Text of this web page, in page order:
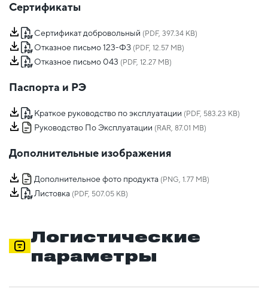
Сертификаты
Сертификат добровольный (PDF, 397.34 KB)
Отказное письмо 123-ФЗ (PDF, 12.57 MB)
Отказное письмо 043 (PDF, 12.27 MB)
Паспорта и РЭ
Краткое руководство по эксплуатации (PDF, 583.23 KB)
Руководство По Эксплуатации (RAR, 87.01 MB)
Дополнительные изображения
Дополнительное фото продукта (PNG, 1.77 MB)
Листовка (PDF, 507.05 KB)
Логистические
параметры